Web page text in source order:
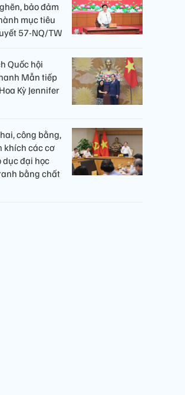
bảo đảm
mục tiêu
57-NQ/TW
Quốc hội
Mẫn tiếp
Kỳ Jennifer
công bằng,
khích các cơ
dục đại học
bằng chất